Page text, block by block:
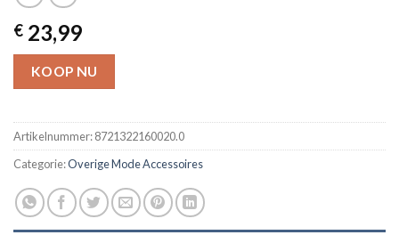
€ 23,99
KOOP NU
Artikelnummer:8721322160020.0
Categorie:Overige Mode Accessoires